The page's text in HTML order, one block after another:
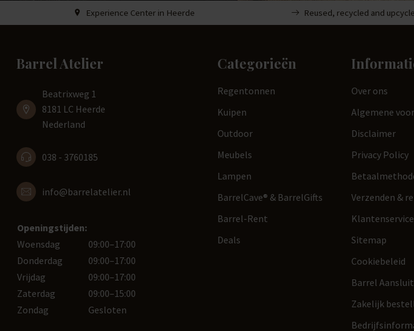
Experience Center in Heerde Reused, recycled and
Barrel Atelier
Beatrixweg 1
8181 LC Heerde
Nederland
038 - 3760185
info@barrelatelier.nl
Openingstijden:
Woensdag
09:00–17:00
Donderdag
09:00–17:00
Vrijdag
09:00–17:00
Zaterdag
09:00–15:00
Zondag
Gesloten
Categorieën
Regentonnen
Kuipen
Outdoor
Meubels
Lampen
BarrelCave® & BarrelGifts
Barrel-Rent
Deals
Over ons
Algemene
Disclaimer
Privacy Policy
Verzenden &
Klantenservice
Sitemap
Cookiebeleid
Barrel
Zakelijk